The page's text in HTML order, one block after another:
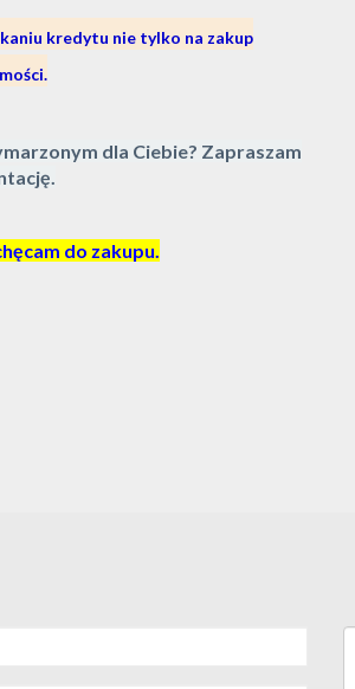
kredytu nie tylko na zakup
dla Ciebie? Zapraszam
do zakupu.